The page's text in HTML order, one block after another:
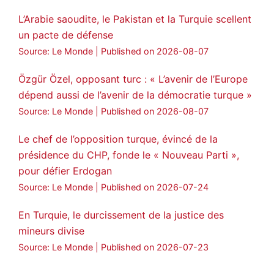
statement on Abdullah Öcalan meeting
#AbdullahÖcalan #PeaceProcess
🔗https://medyanews.rs/h4lwBwQ
3 2 Twitter
Voir plus...
L’Arabie saoudite, le Pakistan et la Turquie scellent
un pacte de défense
Source: Le Monde Published on 2026-08-07
Özgür Özel, opposant turc : « L’avenir de l’Europe
dépend aussi de l’avenir de la démocratie turque »
Source: Le Monde Published on 2026-08-07
Le chef de l’opposition turque, évincé de la
présidence du CHP, fonde le « Nouveau Parti »,
pour défier Erdogan
Source: Le Monde Published on 2026-07-24
En Turquie, le durcissement de la justice des
mineurs divise
Source: Le Monde Published on 2026-07-23